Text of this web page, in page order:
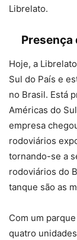
Librelato.
Presença
Hoje, a
Sul do País e
no Brasil. Está
Américas do
empresa
rodoviários
tornando-se a
rodoviários do
tanque são as
Com um
quatro